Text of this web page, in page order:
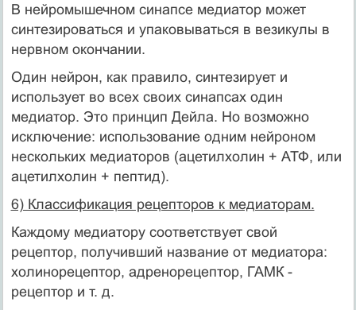
В нейромышечном синапсе медиатор может
синтезироваться и упаковываться в везикулы в
нервном окончании.
Один нейрон, как правило, синтезирует и
использует во всех своих синапсах один
медиатор. Это принцип Дейла. Но возможно
исключение: использование одним нейроном
нескольких медиаторов (ацетилхолин + АТФ, или
ацетилхолин + пептид).
6) Классификация рецепторов к медиаторам.
Каждому медиатору соответствует свой
рецептор, получивший название от медиатора:
холинорецептор, адренорецептор, ГАМК -
рецептор и т. д.